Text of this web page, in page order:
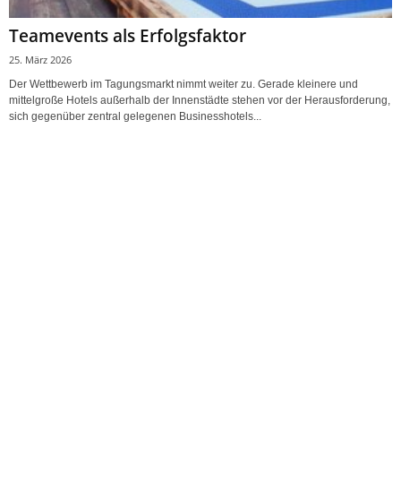
Teamevents als Erfolgsfaktor
25. März 2026
Der Wettbewerb im Tagungsmarkt nimmt weiter zu. Gerade kleinere und
mittelgroße Hotels außerhalb der Innenstädte stehen vor der Herausforderung,
sich gegenüber zentral gelegenen Businesshotels...